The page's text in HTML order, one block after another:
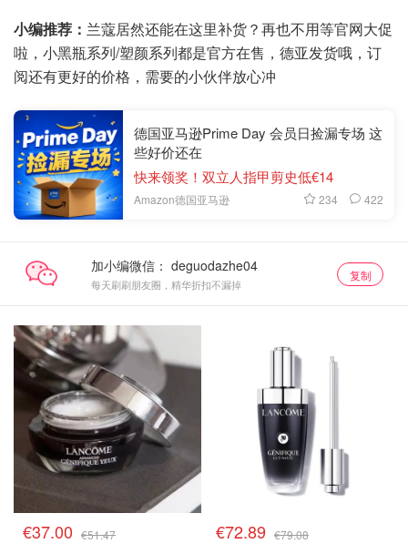
小编推荐： 兰蔻居然还能在这里补货？再也不用等官网大促
啦，小黑瓶系列/塑颜系列都是官方在售，德亚发货哦，订
阅还有更好的价格，需要的小伙伴放心冲
德国亚马逊Prime Day 会员日捡漏专场 这
些好价还在
快来领奖！双立人指甲剪史低€14
Amazon德国亚马逊 234 422
加小编微信：
每天刷刷朋友圈，精华折扣不漏掉
复制
€37.00 €51.47 €72.89 €79.08